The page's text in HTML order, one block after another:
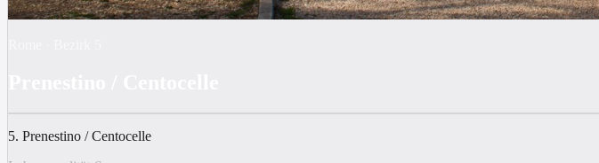
5. Prenestino / Centocelle